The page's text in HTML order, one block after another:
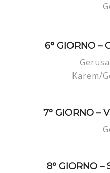
6° GIORNO –
Karem/
7° GIORNO –
8° GIORNO –